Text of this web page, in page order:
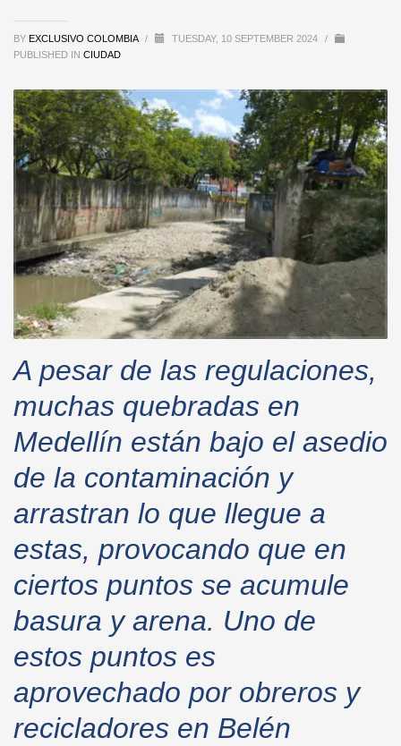
BY EXCLUSIVO COLOMBIA / TUESDAY, 10 SEPTEMBER 2024
/
PUBLISHED IN CIUDAD
A pesar de las regulaciones,
muchas quebradas en
Medellín están bajo el asedio
de la contaminación y
arrastran lo que llegue a
estas, provocando que en
ciertos puntos se acumule
basura y arena. Uno de
estos puntos es
aprovechado por obreros y
recicladores en Belén